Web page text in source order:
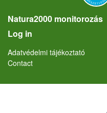
Natura2000 monitorozás
User account menu
Log in
Lábléc
Adatvédelmi tájékoztató
Contact